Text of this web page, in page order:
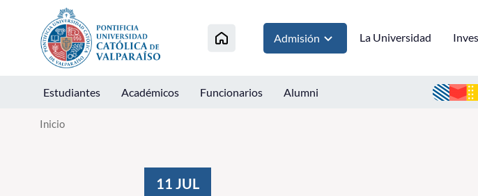
Click acá para ir directamente al contenido
Admisión La Universidad
Estudiantes Académicos Funcionarios Alumni
Inicio
11 JUL